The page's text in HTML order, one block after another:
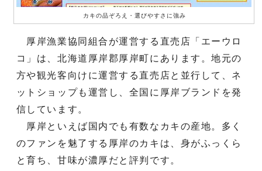
カキの品ぞろえ・選びやすさに強み
厚岸漁業協同組合が運営する直売店「エーウロ
コ」は、北海道厚岸郡厚岸町にあります。地元の
方や観光客向けに運営する直売店と並行して、ネ
ットショップも運営し、全国に厚岸ブランドを発
信しています。
厚岸といえば国内でも有数なカキの産地。多く
のファンを魅了する厚岸のカキは、身がふっくら
と育ち、甘味が濃厚だと評判です。